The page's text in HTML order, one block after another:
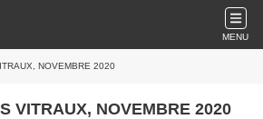
MENU
NOVEMBRE 2020
VITRAUX, NOVEMBRE 2020